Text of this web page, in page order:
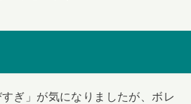
ぎ」が気になりましたが、ボレ